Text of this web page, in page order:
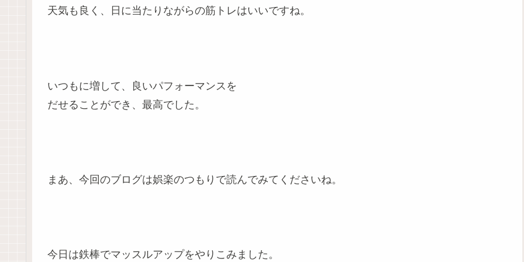
天気も良く、日に当たりながらの筋トレはいいですね。
いつもに増して、良いパフォーマンスを
だせることができ、最高でした。
まあ、今回のブログは娯楽のつもりで読んでみてくださいね。
今日は鉄棒でマッスルアップをやりこみました。